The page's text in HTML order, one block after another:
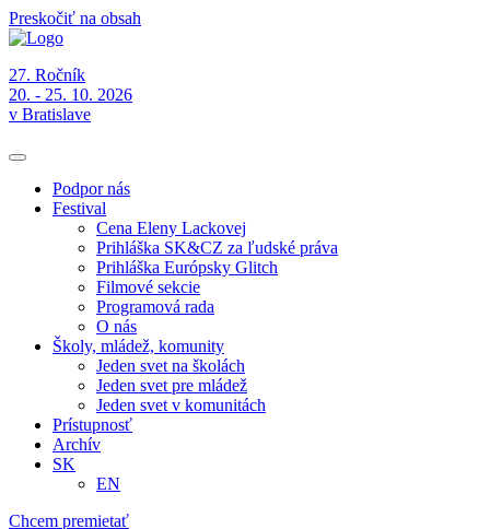
Preskočiť na obsah
27. Ročník
20. - 25. 10. 2026
v Bratislave
Podpor nás
Festival
Cena Eleny Lackovej
Prihláška SK&CZ za ľudské práva
Prihláška Európsky Glitch
Filmové sekcie
Programová rada
O nás
Školy, mládež, komunity
Jeden svet na školách
Jeden svet pre mládež
Jeden svet v komunitách
Prístupnosť
Archív
SK
EN
Chcem premietať